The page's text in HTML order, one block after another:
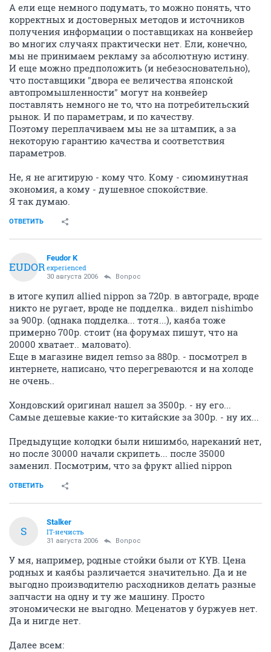
А ели еще немного подумать, то можно понять, что
корректных и достоверных методов и источников
получения информации о поставщиках на конвейер
во многих случаях практически нет. Ели, конечно,
мы не принимаем рекламу за абсолютную истину.
И еще можно предположить (и небезосновательно),
что поставщики "двора ее величества японской
автопромышленности" могут на конвейер
поставлять немного не то, что на потребительский
рынок. И по параметрам, и по качеству.
Поэтому переплачиваем мы не за штампик, а за
некоторую гарантию качества и соответствия
параметров.
Не, я не агитирую - кому что. Кому - сиюминутная
экономия, а кому - душевное спокойствие.
Я так думаю.
ОТВЕТИТЬ
FEUDOR
Feudor K
experienced
30 августа 2006 Bonpoc
в итоге купил allied nippon за 720р. в автограде, вроде
никто не ругает, вроде не подделка.. видел nishimbo
за 900р. (однака подделка... тотя...), каяба тоже
примерно 700р. стоит (на форумах пишут, что на
20000 хватает.. маловато).
Еще в магазине видел remso за 880р. - посмотрел в
интернете, написано, что перегреваются и на холоде
не очень..
Хондовский оригинал нашел за 3500р. - ну его...
Самые дешевые какие-то китайские за 300р. - ну их...
Предыдущие колодки были нишимбо, нареканий нет,
но после 30000 начали скрипеть... после 35000
заменил. Посмотрим, что за фрукт allied nippon
ОТВЕТИТЬ
S
Stalker
IT-нечисть
31 августа 2006 Bonpoc
У мя, например, родные стойки были от KYB. Цена
родных и каябы различается значительно. Да и не
выгодно производителю расходников делать разные
запчасти на одну и ту же машину. Просто
этономически не выгодно. Меценатов у буржуев нет.
Да и нигде нет.
Далее всем: